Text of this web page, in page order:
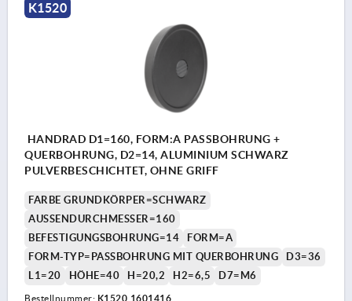
K1520
HANDRAD D1=160, FORM:A PASSBOHRUNG +
QUERBOHRUNG, D2=14, ALUMINIUM SCHWARZ
PULVERBESCHICHTET, OHNE GRIFF
FARBE GRUNDKÖRPER=SCHWARZ
AUSSENDURCHMESSER=160
BEFESTIGUNGSBOHRUNG=14
FORM=A
FORM-TYP=PASSBOHRUNG MIT QUERBOHRUNG
D3=36
L1=20
HÖHE=40 H=20,2 H2=6,5 D7=M6
Bestellnummer: K1520.1601416